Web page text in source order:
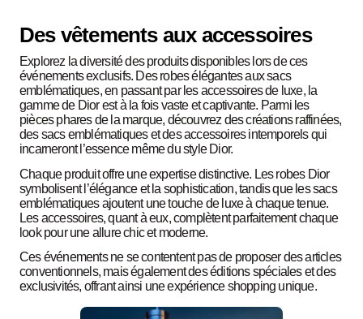
Des vêtements aux accessoires
Explorez la diversité des produits disponibles lors de ces
événements exclusifs. Des robes élégantes aux sacs
emblématiques, en passant par les accessoires de luxe, la
gamme de Dior est à la fois vaste et captivante. Parmi les
pièces phares de la marque, découvrez des créations raffinées,
des sacs emblématiques et des accessoires intemporels qui
incarneront l’essence même du style Dior.
Chaque produit offre une expertise distinctive. Les robes Dior
symbolisent l’élégance et la sophistication, tandis que les sacs
emblématiques ajoutent une touche de luxe à chaque tenue.
Les accessoires, quant à eux, complètent parfaitement chaque
look pour une allure chic et moderne.
Ces événements ne se contentent pas de proposer des articles
conventionnels, mais également des éditions spéciales et des
exclusivités, offrant ainsi une expérience shopping unique.